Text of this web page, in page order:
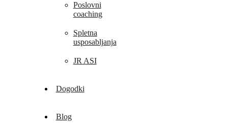
Poslovni
coaching
Spletna
usposabljanja
JR ASI
Dogodki
Blog